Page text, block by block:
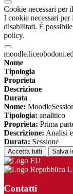
Cookie necessari per
I cookie necessari per
disabilitati. È
policy.
Nome
Tipologia
Proprieta
Descrizione
Durata
Nome:
Tipologia: analitico
Proprieta: Prima
Descrizione: Analisi
Durata: Sessione
Accetta tutti Salva
Contatti